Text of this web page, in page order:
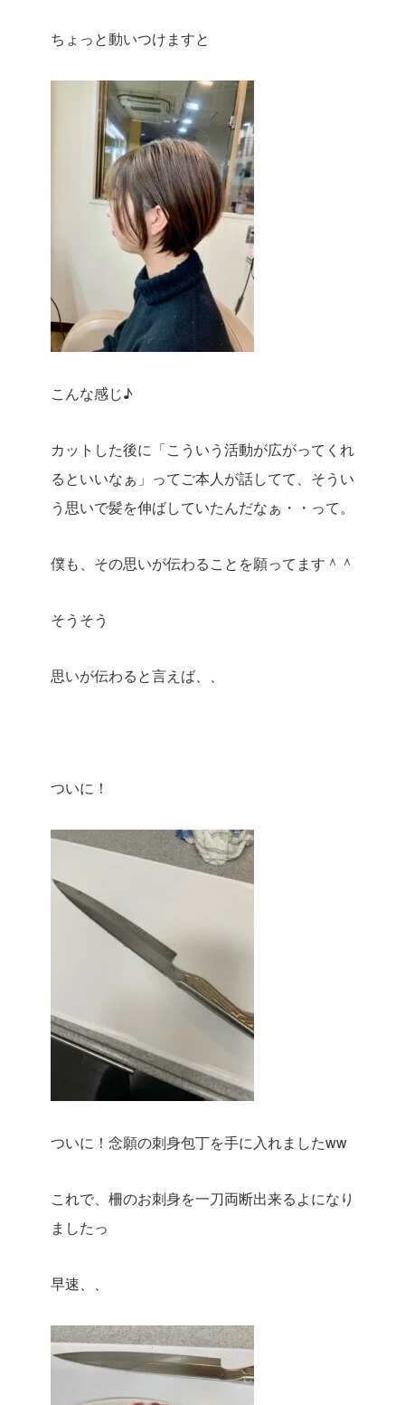
ちょっと動いつけますと
こんな感じ♪
カットした後に「こういう活動が広がってくれ
るといいなぁ」ってご本人が話してて、そうい
う思いで髪を伸ばしていたんだなぁ・・って。
僕も、その思いが伝わることを願ってます＾＾
そうそう
思いが伝わると言えば、、
ついに！
ついに！念願の刺身包丁を手に入れましたww
これで、柵のお刺身を一刀両断出来るよになり
ましたっ
早速、、